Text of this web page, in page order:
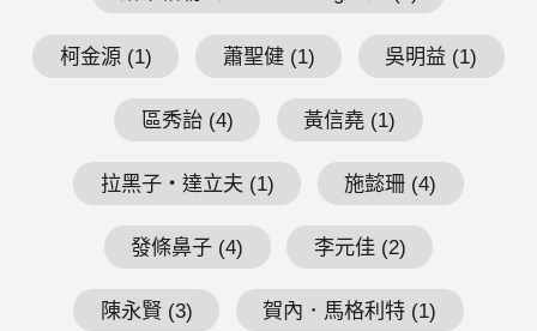
柯金源 (1) 蕭聖健 (1) 吳明益 (1)
區秀詒 (4) 黃信堯 (1)
拉黑子・達立夫 (1) 施懿珊 (4)
發條鼻子 (4) 李元佳 (2)
陳永賢 (3) 賀內．馬格利特 (1)